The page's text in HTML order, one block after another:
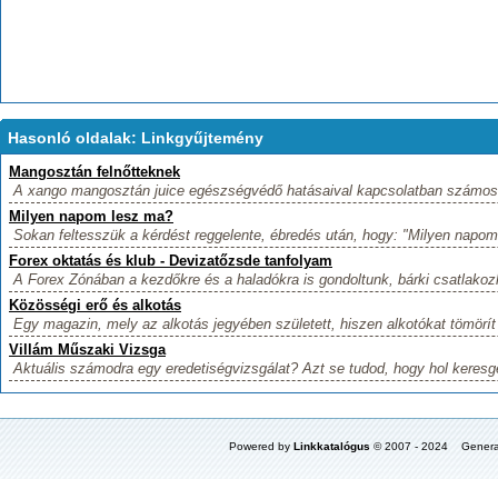
Hasonló oldalak: Linkgyűjtemény
Mangosztán felnőtteknek
A xango mangosztán juice egészségvédő hatásaival kapcsolatban
Milyen napom lesz ma?
Sokan feltesszük a kérdést reggelente, ébredés után, hogy: "Milyen
Forex oktatás és klub - Devizatőzsde tanfolyam
A Forex Zónában a kezdőkre és a haladókra is gondoltunk, bárki
Közösségi erő és alkotás
Egy magazin, mely az alkotás jegyében született, hiszen alkotókat
Villám Műszaki Vizsga
Aktuális számodra egy eredetiségvizsgálat? Azt se tudod, hogy hol
Powered by Linkkatalógus © 2007 - 2024